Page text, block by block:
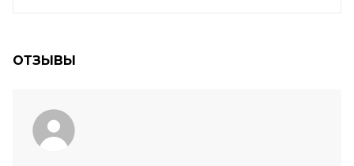
ОТЗЫВЫ